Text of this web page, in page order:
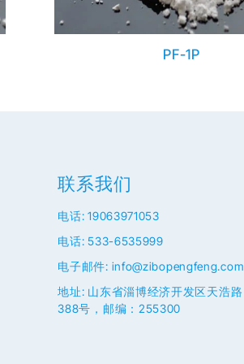
PF-1P
联系我们
电话: 19063971053
电话: 533-6535999
电子邮件: info@zibopengfeng.com
地址: 山东省淄博经济开发区天浩路
388号，邮编：255300